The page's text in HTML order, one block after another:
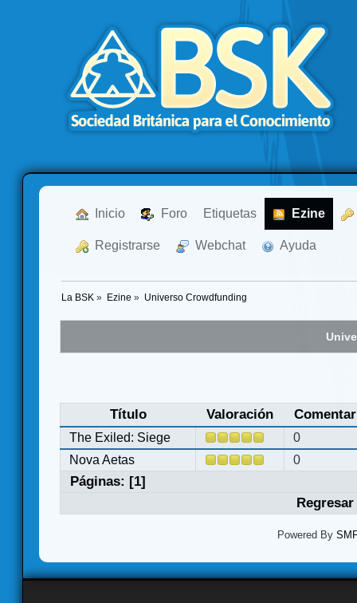
Inicio Foro Etiquetas Ezine
Registrarse Webchat Ayuda
La BSK » Ezine » Universo Crowdfunding
Título Valoración
The Exiled: Siege
0
Nova Aetas
0
Páginas: [1]
Powered By